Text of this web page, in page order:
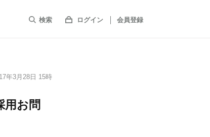
検索 ログイン 会員登録
年3月28日 15時
用お問